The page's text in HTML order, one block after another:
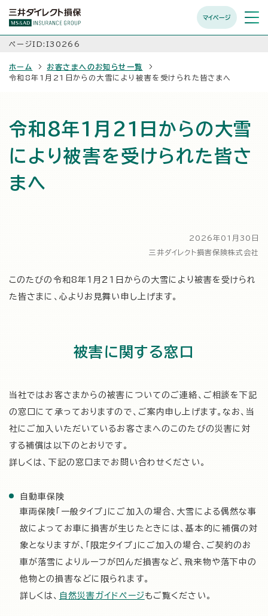
マイページ
メニュ
開く
ページID:I30266
ホーム
お客さまへのお知らせ一覧
令和8年1月21日からの大雪により被害を受けられた皆さまへ
令和8年1月21日からの大雪
により被害を受けられた皆さ
まへ
2026年01月30日
三井ダイレクト損害保険株式会社
このたびの令和8年1月21日からの大雪により被害を受けられ
た皆さまに、心よりお見舞い申し上げます。
被害に関する窓口
当社ではお客さまからの被害についてのご連絡、ご相談を下記
の窓口にて承っておりますので、ご案内申し上げます。なお、当
社にご加入いただいているお客さまへのこのたびの災害に対
する補償は以下のとおりです。
詳しくは、下記の窓口までお問い合わせください。
自動車保険
車両保険「一般タイプ」にご加入の場合、大雪による偶然な事
故によってお車に損害が生じたときには、基本的に補償の対
象となりますが、「限定タイプ」にご加入の場合、ご契約のお
車が落雪によりルーフが凹んだ損害など、飛来物や落下中の
他物との損害などに限られます。
詳しくは、
自然災害ガイドページ もご覧ください。